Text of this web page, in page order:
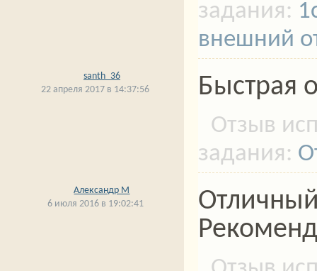
внешний
Быстрая
santh_36
22 апреля 2017 в 14:37:56
Александр М
6 июля 2016 в 19:02:41